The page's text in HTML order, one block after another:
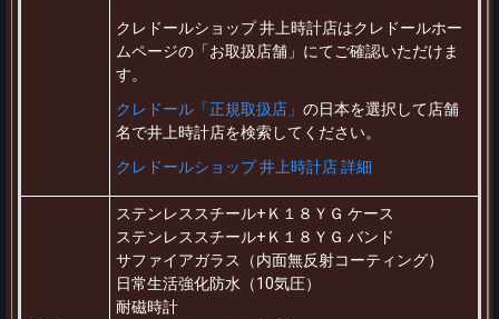
クレドールショップ 井上時計店はクレドールホー
ムページの「お取扱店舗」にてご確認いただけま
す。
クレドール「正規取扱店」 の日本を選択して店舗
名で井上時計店を検索してください。
クレドールショップ 井上時計店 詳細
ステンレススチール+Ｋ１８ＹＧ ケース
ステンレススチール+Ｋ１８ＹＧ バンド
サファイアガラス（内面無反射コーティング）
日常生活強化防水（10気圧）
耐磁時計